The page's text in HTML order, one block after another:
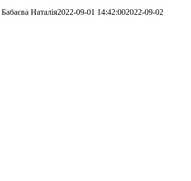
Бабаєва Наталія2022-09-01 14:42:002022-09-02